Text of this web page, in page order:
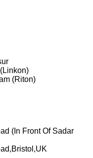
(Riton)
(In Front Of Sadar